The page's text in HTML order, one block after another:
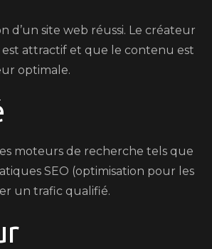
d’un site web réussi. Le créateur
est attractif et que le contenu est
optimale.
moteurs de recherche tels que
SEO (optimisation pour les
un trafic qualifié.